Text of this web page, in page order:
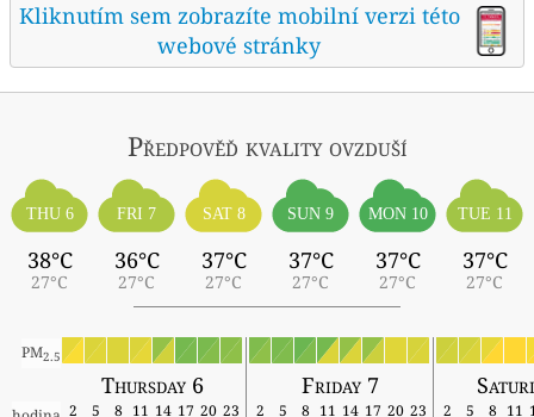
Kliknutím sem zobrazíte mobilní verzi této
webové stránky
Předpověď kvality ovzduší
THU 6
38°C
27°C
FRI 7
36°C
27°C
SAT 8
37°C
27°C
SUN 9
37°C
27°C
MON 10
37°C
27°C
TUE 11
37°C
27°C
PM2.5
Thursday 6 Friday 7
2 5 8 11 14 17 20 23 2 5 8 11 14 17 20 23 2 5 8 11